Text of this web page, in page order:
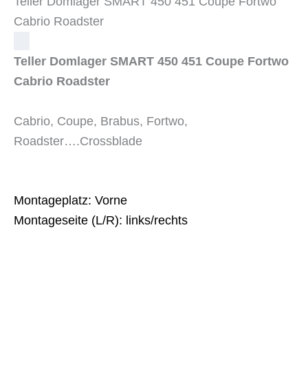
Cabrio Roadster
Teller Domlager SMART 450 451 Coupe Fortwo
Cabrio Roadster
Cabrio, Coupe, Brabus, Fortwo,
Roadster….Crossblade
Montageplatz: Vorne
Montageseite (L/R): links/rechts